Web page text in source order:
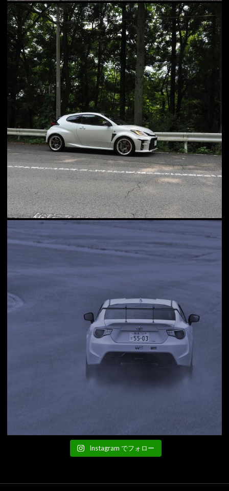
Instagram でフォロー